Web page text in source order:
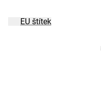
EU štítek